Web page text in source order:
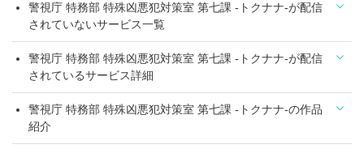
警視庁 特務部 特殊凶悪犯対策室 第七課 -トクナナ-が配信
されていないサービス一覧
警視庁 特務部 特殊凶悪犯対策室 第七課 -トクナナ-が配信
されているサービス詳細
警視庁 特務部 特殊凶悪犯対策室 第七課 -トクナナ-の作品
紹介